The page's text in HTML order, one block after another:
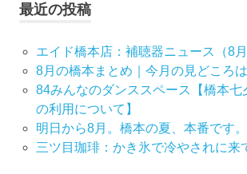
ビ
ゲ
ー
シ
ョ
最近の投稿
エイド橋本店：補聴器ニュース（8月
8月の橋本まとめ｜今月の見どころ
84みんなのダンススペース【橋本七
の利用について】
明日から8月。橋本の夏、本番です。
三ツ目珈琲：かき氷で冷やされに来